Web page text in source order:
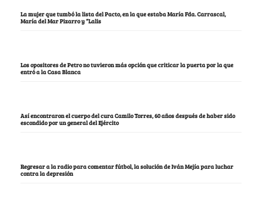
La mujer que tumbó la lista del Pacto, en la que estaba María Fda. Carrascal,
María del Mar Pizarro y “Lalis
Los opositores de Petro no tuvieron más opción que criticar la puerta por la que
entró a la Casa Blanca
Así encontraron el cuerpo del cura Camilo Torres, 60 años después de haber sido
escondido por un general del Ejército
Regresar a la radio para comentar fútbol, la solución de Iván Mejía para luchar
contra la depresión